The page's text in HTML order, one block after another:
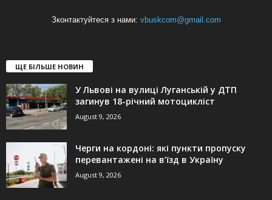
Зконтактуйтеся з нами: vbuskcom@gmail.com
ЩЕ БІЛЬШЕ НОВИН
У Львові на вулиці Луганській у ДТП
загинув 18-річний мотоцикліст
August 9, 2026
Черги на кордоні: які пункти пропуску
перевантажені на в’їзд в Україну
August 9, 2026